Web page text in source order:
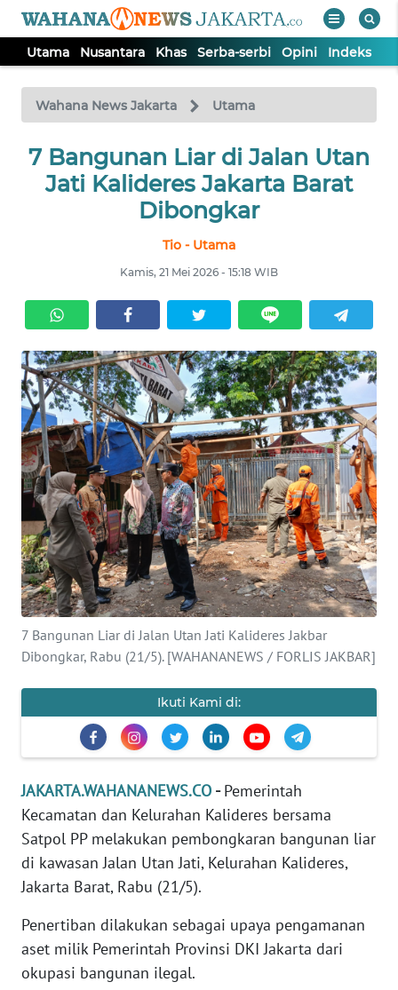
Utama Nusantara Khas Serba-serbi Opini Indeks
Wahana News Jakarta Utama
7 Bangunan Liar di Jalan Utan
Jati Kalideres Jakarta Barat
Dibongkar
Tio - Utama
Kamis, 21 Mei 2026 - 15:18 WIB
7 Bangunan Liar di Jalan Utan Jati Kalideres Jakbar
Dibongkar, Rabu (21/5). [WAHANANEWS / FORLIS JAKBAR]
Ikuti Kami di:
JAKARTA.WAHANANEWS.CO -Pemerintah
Kecamatan dan Kelurahan Kalideres bersama
Satpol PP melakukan pembongkaran bangunan liar
di kawasan Jalan Utan Jati, Kelurahan Kalideres,
Jakarta Barat, Rabu (21/5).
Penertiban dilakukan sebagai upaya pengamanan
aset milik Pemerintah Provinsi DKI Jakarta dari
okupasi bangunan ilegal.
TV
Tutup
UTAMA
SERBA-
SERBI
OPINI
Informasi
INDEKS
BERITA
KONTAK
KAMI
INFO
IKLAN
TENTANG
PEDOMAN
SIBER
REDAKSI
KARIR
Wahana
News
Regional